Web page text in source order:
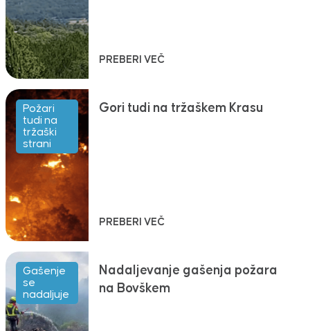
PREBERI VEČ
Požari
tudi na
tržaški
strani
Gori tudi na tržaškem Krasu
PREBERI VEČ
Gašenje
se
nadaljuje
Nadaljevanje gašenja požara
na Bovškem